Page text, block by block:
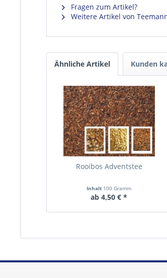
Fragen zum Artikel?
Weitere Artikel von
Ähnliche Artikel Kunden
Rooibos Adventstee
Inhalt 100 Gramm
ab 4,50 € *